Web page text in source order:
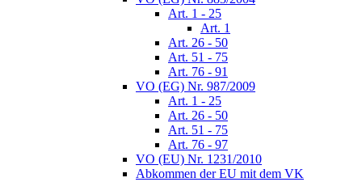
Art. 1 - 25
Art. 1
Art. 26 - 50
Art. 51 - 75
Art. 76 - 91
VO (EG) Nr. 987/2009
Art. 1 - 25
Art. 26 - 50
Art. 51 - 75
Art. 76 - 97
VO (EU) Nr. 1231/2010
Abkommen der EU mit dem VK